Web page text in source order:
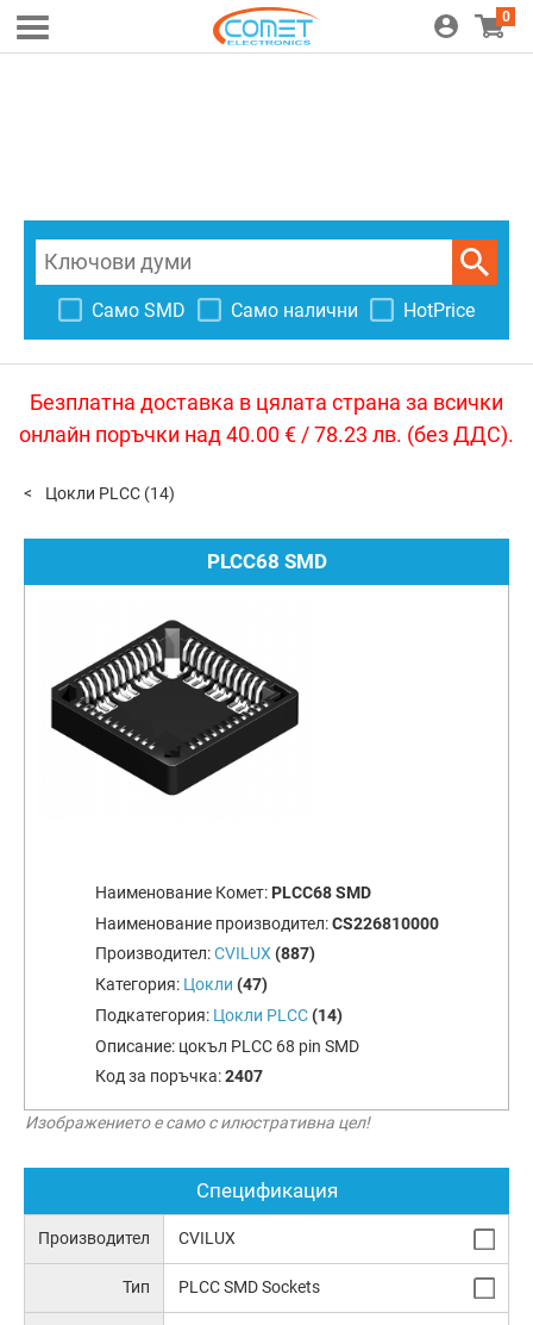
0
Само SMD Само налични HotPrice
Безплатна доставка в цялата страна за всички
онлайн поръчки над 40.00 € / 78.23 лв. (без ДДС).
Цокли PLCC (14)
PLCC68 SMD
Наименование Комет: PLCC68 SMD
Наименование производител:CS226810000
Производител:CVILUX (887)
Категория: Цокли (47)
Подкатегория: Цокли PLCC (14)
Описание: цокъл PLCC 68 pin SMD
Код за поръчка:2407
Изображението е само с илюстративна цел!
Спецификация
Производител CVILUX
Тип PLCC SMD Sockets